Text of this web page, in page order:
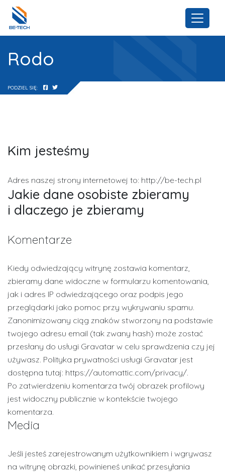
Rodo
PODZIEL SIĘ:
Kim jesteśmy
Adres naszej strony internetowej to: http://be-tech.pl
Jakie dane osobiste zbieramy
i dlaczego je zbieramy
Komentarze
Kiedy odwiedzający witrynę zostawia komentarz,
zbieramy dane widoczne w formularzu komentowania,
jak i adres IP odwiedzającego oraz podpis jego
przeglądarki jako pomoc przy wykrywaniu spamu.
Zanonimizowany ciąg znaków stworzony na podstawie
twojego adresu email (tak zwany hash) może zostać
przesłany do usługi Gravatar w celu sprawdzenia czy jej
używasz. Polityka prywatności usługi Gravatar jest
dostępna tutaj: https://automattic.com/privacy/.
Po zatwierdzeniu komentarza twój obrazek profilowy
jest widoczny publicznie w kontekście twojego
komentarza.
Media
Jeśli jesteś zarejestrowanym użytkownikiem i wgrywasz
na witrynę obrazki, powinieneś unikać przesyłania